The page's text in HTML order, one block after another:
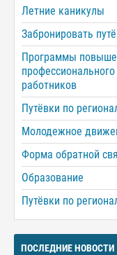
Летние каникулы
Забронировать
Программы
работников
Путёвки по
Молодежное
Форма обратной
Образование
Путёвки по
ПОСЛЕДНИЕ НОВОСТИ